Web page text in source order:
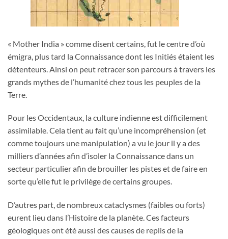
« Mother India » comme disent certains, fut le centre d’où
émigra, plus tard la Connaissance dont les Initiés étaient les
détenteurs. Ainsi on peut retracer son parcours à travers les
grands mythes de l’humanité chez tous les peuples de la
Terre.
Pour les Occidentaux, la culture indienne est difficilement
assimilable. Cela tient au fait qu’une incompréhension (et
comme toujours une manipulation) a vu le jour il y a des
milliers d’années afin d’isoler la Connaissance dans un
secteur particulier afin de brouiller les pistes et de faire en
sorte qu’elle fut le privilège de certains groupes.
D’autres part, de nombreux cataclysmes (faibles ou forts)
eurent lieu dans l’Histoire de la planète. Ces facteurs
géologiques ont été aussi des causes de replis de la